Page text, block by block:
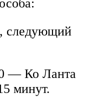
следующий
— Ко Ланта
минут.